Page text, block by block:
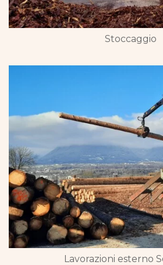
Stoccaggio
Lavorazioni esterno